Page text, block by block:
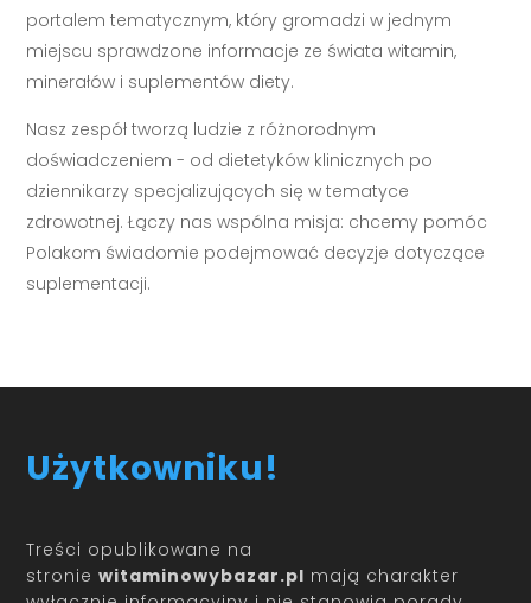
portalem tematycznym, który gromadzi w jednym
miejscu sprawdzone informacje ze świata witamin,
minerałów i suplementów diety.
Nasz zespół tworzą ludzie z różnorodnym
doświadczeniem - od dietetyków klinicznych po
dziennikarzy specjalizujących się w tematyce
zdrowotnej. Łączy nas wspólna misja: chcemy pomóc
Polakom świadomie podejmować decyzje dotyczące
suplementacji.
Użytkowniku!
Treści opublikowane na
stroniewitaminowybazar.pl mają charakter